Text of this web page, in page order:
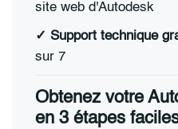
site web d'Autodesk
✓ Support technique
sur 7
Obtenez votre
en 3 étapes